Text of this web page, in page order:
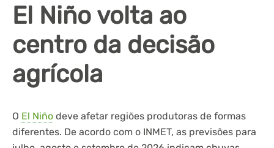
El Niño volta ao
centro da decisão
agrícola
O El Niño deve afetar regiões produtoras de formas
diferentes. De acordo com o INMET, as previsões para